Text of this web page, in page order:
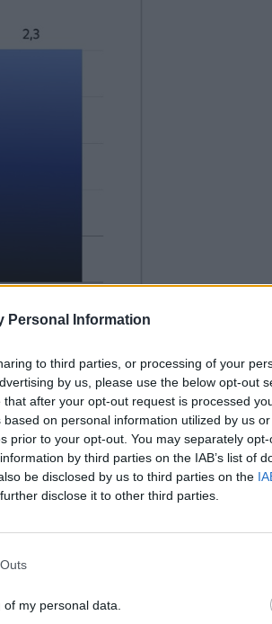
Personal Information
to third parties, or processing of your
by us, please use the below opt-out
after your opt-out request is processed
on personal information utilized by us
prior to your opt-out. You may separately
by third parties on the IAB’s list of
be disclosed by us to third parties on the
disclose it to other third parties.
my personal data.
€1,5 δισ., στόχος
αναμένει EBITDA
business plan. Η
σημερινή
από το